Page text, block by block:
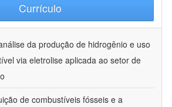
Currículo
da produção de hidrogênio e uso
via eletrolise aplicada ao setor de
de combustíveis fósseis e a